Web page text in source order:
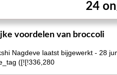
24
voordelen van broccoli
Nagdeve laatst bijgewerkt - 28
([![!336,280